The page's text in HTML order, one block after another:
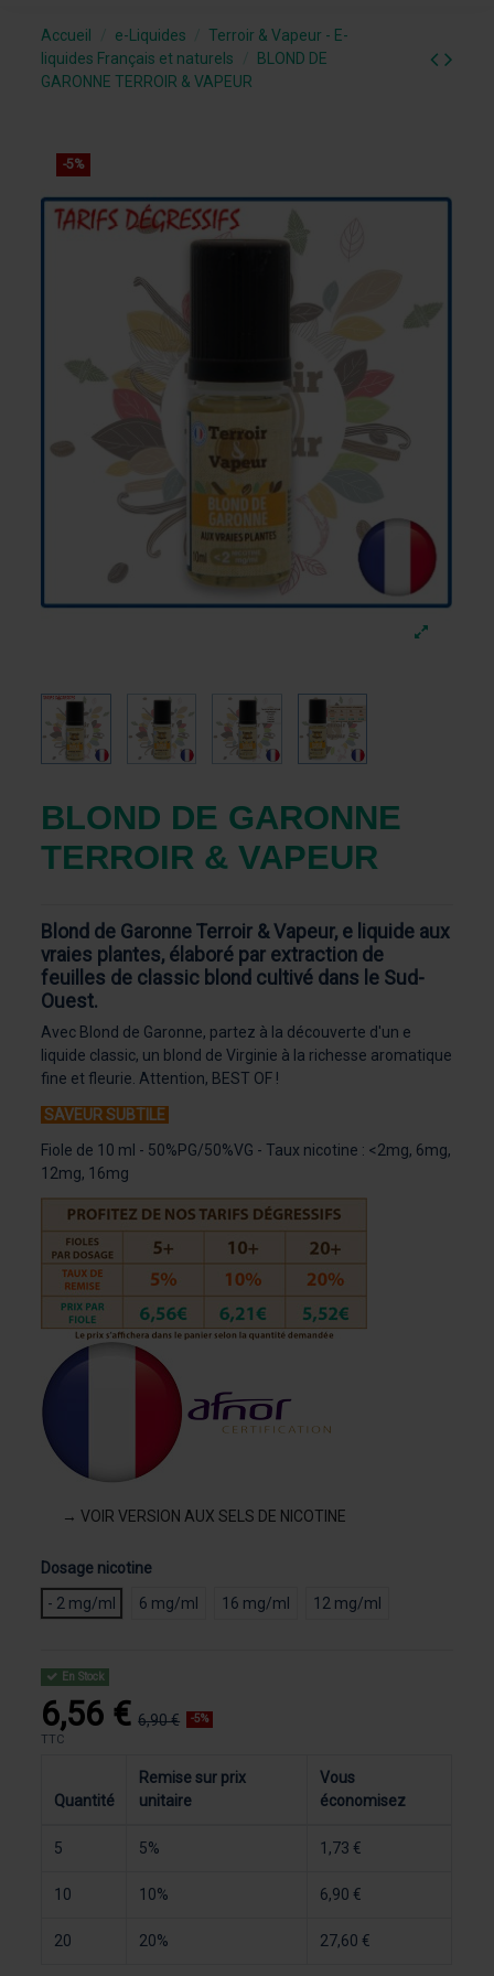
Accueil e-Liquides
Terroir & Vapeur - E-
liquides Français et naturels
BLOND DE
GARONNE TERROIR & VAPEUR
-5%
BLOND DE GARONNE
TERROIR & VAPEUR
Blond de Garonne Terroir & Vapeur, e liquide aux
vraies plantes, élaboré par extraction de
feuilles de classic blond cultivé dans le Sud-
Ouest.
Avec Blond de Garonne, partez à la découverte d'un e
liquide classic, un blond de Virginie à la richesse aromatique
fine et fleurie. Attention, BEST OF !
SAVEUR SUBTILE
Fiole de 10 ml - 50%PG/50%VG - Taux nicotine : <2mg, 6mg,
12mg, 16mg
→ VOIR VERSION AUX SELS DE NICOTINE
Dosage nicotine
- 2 mg/ml
6 mg/ml 16 mg/ml 12 mg/ml
En Stock
6,56 € 6,90 €
-5%
TTC
Quantité
Remise sur prix
unitaire
Vous
économisez
5 5% 1,73 €
10 10% 6,90 €
20 20% 27,60 €